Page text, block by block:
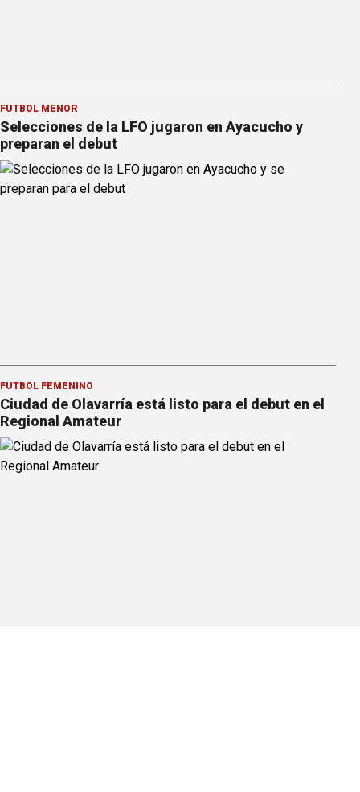
FÚTBOL MENOR
Selecciones de la LFO jugaron en Ayacucho y
preparan el debut
FÚTBOL FEMENINO
Ciudad de Olavarría está listo para el debut en el
Regional Amateur